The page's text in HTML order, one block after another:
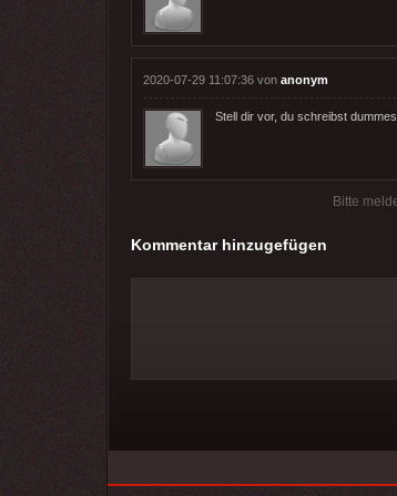
2020-07-29 11:07:36 von anonym
Stell dir vor, du schreibst
Bitte
Kommentar hinzugefügen